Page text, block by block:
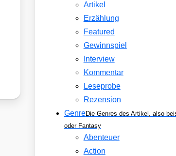
Artikel
Erzählung
Featured
Gewinnspiel
Interview
Kommentar
Leseprobe
Rezension
GenreDie Genres des Artikel, also
oder Fantasy
Abenteuer
Action